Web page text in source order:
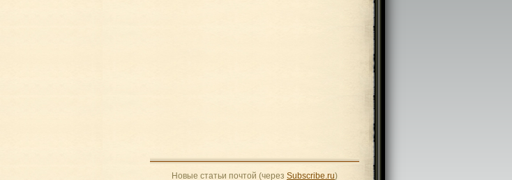
Новые статьи почтой (через Subscribe.ru)